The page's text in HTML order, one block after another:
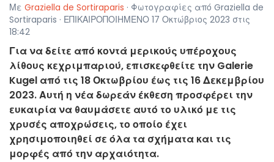
Με Graziella de Sortiraparis · Φωτογραφίες από Graziella de
Sortiraparis · ΕΠΙΚΑΙΡΟΠΟΙΗΜΕΝΟ 17 Οκτώβριος 2023 στις
18:42
Για να δείτε από κοντά μερικούς υπέροχους
λίθους κεχριμπαριού, επισκεφθείτε την Galerie
Kugel από τις 18 Οκτωβρίου έως τις 16 Δεκεμβρίου
2023. Αυτή η νέα δωρεάν έκθεση προσφέρει την
ευκαιρία να θαυμάσετε αυτό το υλικό με τις
χρυσές αποχρώσεις, το οποίο έχει
χρησιμοποιηθεί σε όλα τα σχήματα και τις
μορφές από την αρχαιότητα.